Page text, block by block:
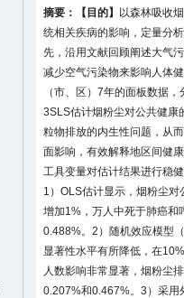
摘要： 【目的】
以森林吸收
统相关疾病的影响，定量分
先，沿用文献回顾阐述大气
减少空气污染物来影响人体
（市、区）7年的面板数据
3SLS估计烟粉尘对公共健康
粒物排放的内生性问题，从
面影响，有效解释地区间健
工具变量对估计结果进行稳
1）OLS估计显示，烟粉尘
增加1%，万人中死于肺癌和
0.488%。2）随机效应模型
显著性水平有所降低，在
人数影响非常显著，烟粉尘
0.207%和0.467%。3）采用